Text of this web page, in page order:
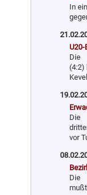
In
U20-
Die
(4:2)
Die
vor
Die